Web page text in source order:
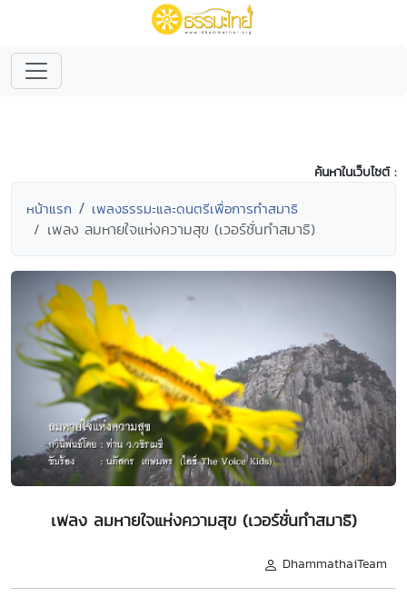
ค้นหาในเว็บไซต์ :
หน้าแรก เพลงธรรมะและดนตรีเพื่อการทำสมาธิ
เพลง ลมหายใจแห่งความสุข (เวอร์ชั่นทำสมาธิ)
เพลง ลมหายใจแห่งความสุข (เวอร์ชั่นทำสมาธิ)
DhammathaiTeam